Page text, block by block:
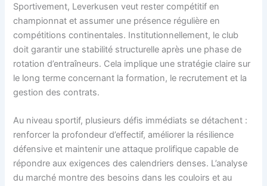
Sportivement, Leverkusen veut rester compétitif en
championnat et assumer une présence régulière en
compétitions continentales. Institutionnellement, le club
doit garantir une stabilité structurelle après une phase de
rotation d’entraîneurs. Cela implique une stratégie claire sur
le long terme concernant la formation, le recrutement et la
gestion des contrats.
Au niveau sportif, plusieurs défis immédiats se détachent :
renforcer la profondeur d’effectif, améliorer la résilience
défensive et maintenir une attaque prolifique capable de
répondre aux exigences des calendriers denses. L’analyse
du marché montre des besoins dans les couloirs et au